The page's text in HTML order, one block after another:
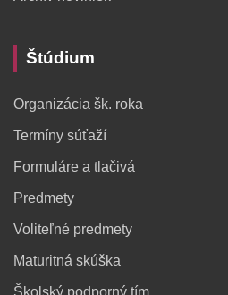
Štúdium
Organizácia šk. roka
Termíny súťaží
Formuláre a tlačivá
Predmety
Voliteľné predmety
Maturitná skúška
Školský podporný tím